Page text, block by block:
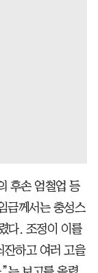
후손 엄철업 등
금께서는 충성스
다. 조정이 이를
잔하고 여러 고을